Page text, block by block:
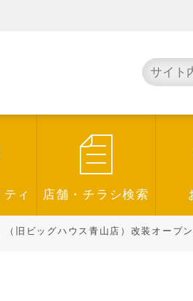
ィ 店舗・チラシ検索
（旧ビッグハウス青山店）改装オープ